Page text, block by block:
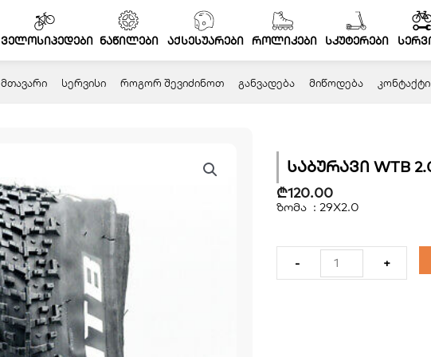
ველოსიპედები ნაწილები აქსესუარები როლიკები სკუტერები
ᲛᲗᲐᲕᲐᲠᲘ ᲡᲔᲠᲕᲘᲡᲘ ᲠᲝᲒᲝᲠ ᲨᲔᲕᲘᲫᲘᲜᲝᲗ ᲒᲐᲜᲕᲐᲓᲔᲑᲐ ᲛᲘᲬᲝᲓᲔᲑᲐ ᲙᲝᲜᲢᲐᲥᲢᲘ
საბურავი WTB
₾120.00
ზომა : 29X2.0
-
საბურავი
WTB
+